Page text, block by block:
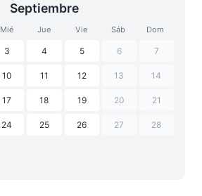
Septiembre
Mié Jue Vie Sáb Dom
3 4 5 6 7
10 11 12 13 14
17 18 19 20 21
24 25 26 27 28